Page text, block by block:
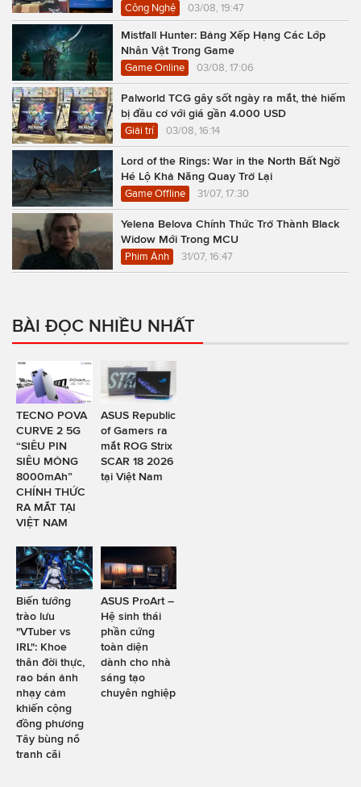
Công Nghệ 03/08, 19:47
Mistfall Hunter: Bảng Xếp Hạng Các Lớp
Nhân Vật Trong Game
Game Online 03/08, 17:06
Palworld TCG gây sốt ngày ra mắt, thẻ hiếm
bị đầu cơ với giá gần 4.000 USD
Giải trí 03/08, 16:14
Lord of the Rings: War in the North Bất Ngờ
Hé Lộ Khả Năng Quay Trở Lại
Game Offline 31/07, 17:30
Yelena Belova Chính Thức Trở Thành Black
Widow Mới Trong MCU
Phim Ảnh 31/07, 16:47
BÀI ĐỌC NHIỀU NHẤT
TECNO POVA
CURVE 2 5G
“SIÊU PIN
SIÊU MỎNG
8000mAh”
CHÍNH THỨC
RA MẮT TẠI
VIỆT NAM
ASUS Republic
of Gamers ra
mắt ROG Strix
SCAR 18 2026
tại Việt Nam
Biến tướng
trào lưu
"VTuber vs
IRL": Khoe
thân đời thực,
rao bán ảnh
nhạy cảm
khiến cộng
đồng phương
Tây bùng nổ
tranh cãi
ASUS ProArt –
Hệ sinh thái
phần cứng
toàn diện
dành cho nhà
sáng tạo
chuyên nghiệp